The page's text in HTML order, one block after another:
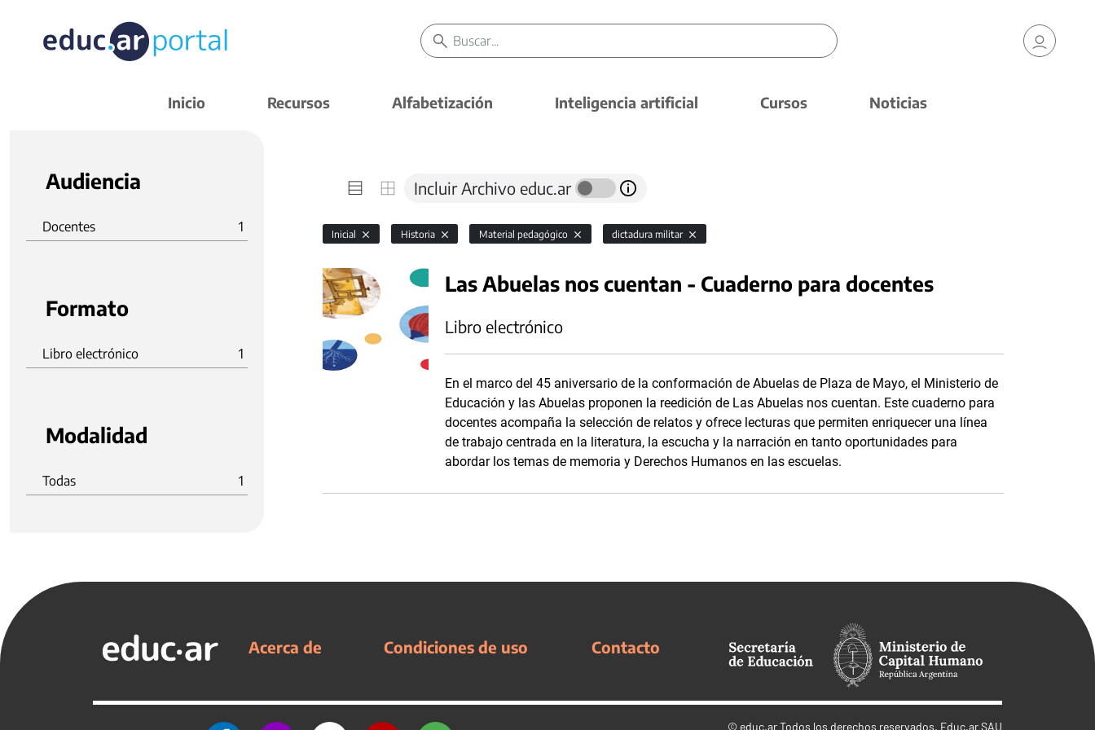
Inicio Recursos Alfabetización Inteligencia artificial Cursos Noticias
Audiencia
Docentes 1
Formato
Libro electrónico 1
Modalidad
Todas 1
Incluir Archivo educ.ar
Inicial Historia Material pedagógico dictadura militar
Las Abuelas nos cuentan - Cuaderno para docentes
Libro electrónico
En el marco del 45 aniversario de la conformación de Abuelas de Plaza de Mayo, el Ministerio de
Educación y las Abuelas proponen la reedición de Las Abuelas nos cuentan. Este cuaderno para
docentes acompaña la selección de relatos y ofrece lecturas que permiten enriquecer una línea
de trabajo centrada en la literatura, la escucha y la narración en tanto oportunidades para
abordar los temas de memoria y Derechos Humanos en las escuelas.
Acerca de Condiciones de uso Contacto
© educ.arTodos los derechos reservados. Educ.ar SAU